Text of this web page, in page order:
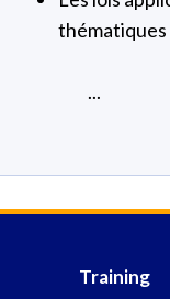
thématiques
...
Training